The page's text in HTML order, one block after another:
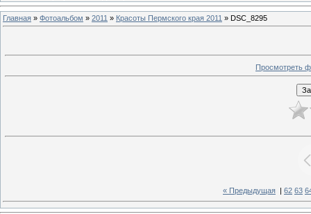
Главная » Фотоальбом » 2011 » Красоты Пермского края 2011 » DSC_8295
Просмотреть
« Предыдущая 62 63